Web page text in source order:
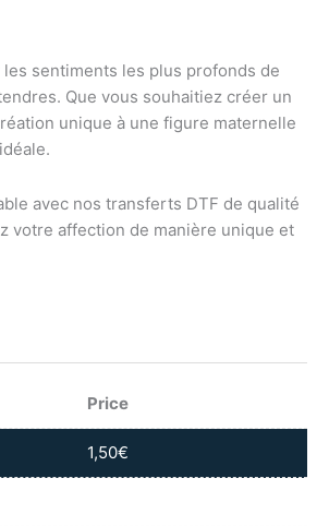
sentiments les plus profonds de
Que vous souhaitiez créer un
unique à une figure maternelle
avec nos transferts DTF de qualité
votre affection de manière unique et
Price
1,50€